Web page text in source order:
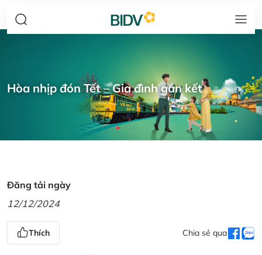
Hòa nhịp đón Tết – Gia đình gắn kết
Đăng tải ngày
12/12/2024
Thích Chia sẻ qua